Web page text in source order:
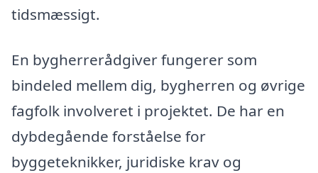
tidsmæssigt.
En bygherrerådgiver fungerer som
bindeled mellem dig, bygherren og øvrige
fagfolk involveret i projektet. De har en
dybdegående forståelse for
byggeteknikker, juridiske krav og